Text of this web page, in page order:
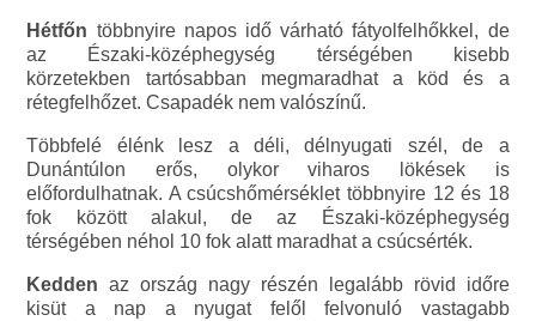
Hétfőn többnyire napos idő várható fátyolfelhőkkel, de
az Északi-középhegység térségében kisebb
körzetekben tartósabban megmaradhat a köd és a
rétegfelhőzet. Csapadék nem valószínű.
Többfelé élénk lesz a déli, délnyugati szél, de a
Dunántúlon erős, olykor viharos lökések is
előfordulhatnak. A csúcshőmérséklet többnyire 12 és 18
fok között alakul, de az Északi-középhegység
térségében néhol 10 fok alatt maradhat a csúcsérték.
Kedden az ország nagy részén legalább rövid időre
kisüt a nap a nyugat felől felvonuló vastagabb